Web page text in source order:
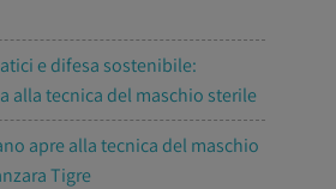
e difesa sostenibile:
alla tecnica del maschio sterile
apre alla tecnica del maschio
Tigre